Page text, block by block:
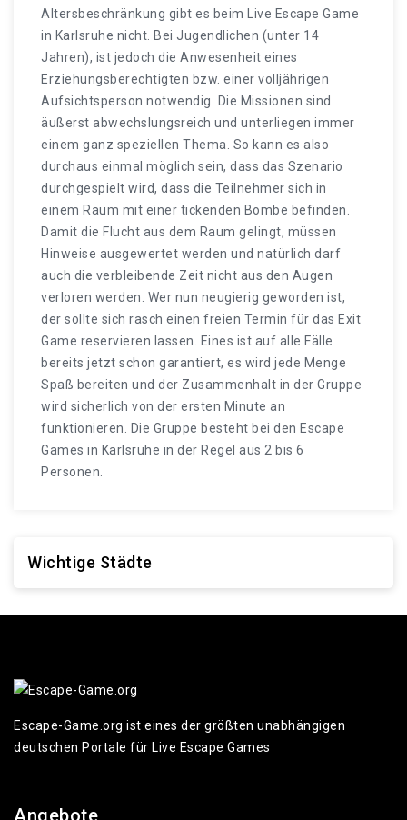
Altersbeschränkung gibt es beim Live Escape Game
in Karlsruhe nicht. Bei Jugendlichen (unter 14
Jahren), ist jedoch die Anwesenheit eines
Erziehungsberechtigten bzw. einer volljährigen
Aufsichtsperson notwendig. Die Missionen sind
äußerst abwechslungsreich und unterliegen immer
einem ganz speziellen Thema. So kann es also
durchaus einmal möglich sein, dass das Szenario
durchgespielt wird, dass die Teilnehmer sich in
einem Raum mit einer tickenden Bombe befinden.
Damit die Flucht aus dem Raum gelingt, müssen
Hinweise ausgewertet werden und natürlich darf
auch die verbleibende Zeit nicht aus den Augen
verloren werden. Wer nun neugierig geworden ist,
der sollte sich rasch einen freien Termin für das Exit
Game reservieren lassen. Eines ist auf alle Fälle
bereits jetzt schon garantiert, es wird jede Menge
Spaß bereiten und der Zusammenhalt in der Gruppe
wird sicherlich von der ersten Minute an
funktionieren. Die Gruppe besteht bei den Escape
Games in Karlsruhe in der Regel aus 2 bis 6
Personen.
Wichtige Städte
Escape-Game.org ist eines der größten unabhängigen
deutschen Portale für Live Escape Games
Angebote